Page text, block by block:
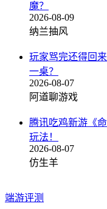
魔？
2026-08-09
纳兰抽风
玩家骂完还得回
一桌？
2026-08-07
阿道聊游戏
腾讯吃鸡新游《
玩法！
2026-08-07
仿生羊
端游评测